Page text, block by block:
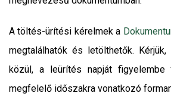
A töltés-ürítési kérelmek a
megtalálhatók és letölthetők.
közül, a leürítés napját
megfelelő időszakra vonatkozó